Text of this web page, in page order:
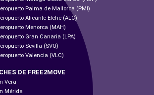
Palma de Mallorca (PMI)
Alicante-Elche (ALC)
Menorca (MAH)
Gran Canaria (LPA)
Sevilla (SVQ)
Valencia (VLC)
DE FREE2MOVE
Vera
Mérida